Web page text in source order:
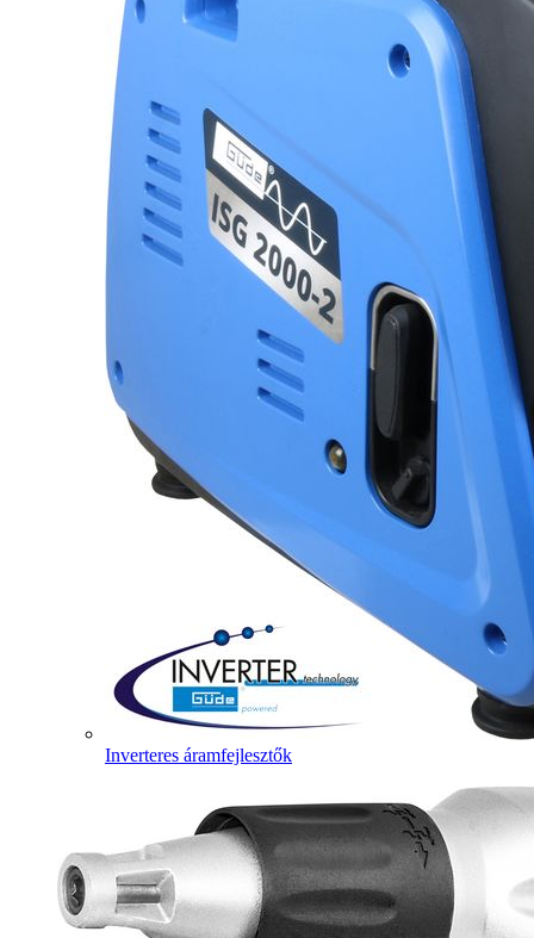
Inverteres áramfejlesztők